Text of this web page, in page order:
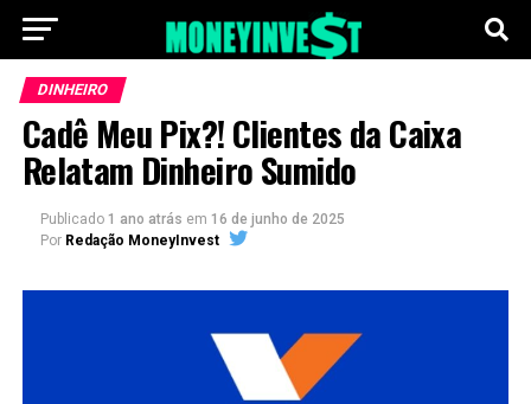
DINHEIRO
Cadê Meu Pix?! Clientes da Caixa
Relatam Dinheiro Sumido
Publicado 1 ano atrás em 16 de junho de 2025
Por Redação MoneyInvest